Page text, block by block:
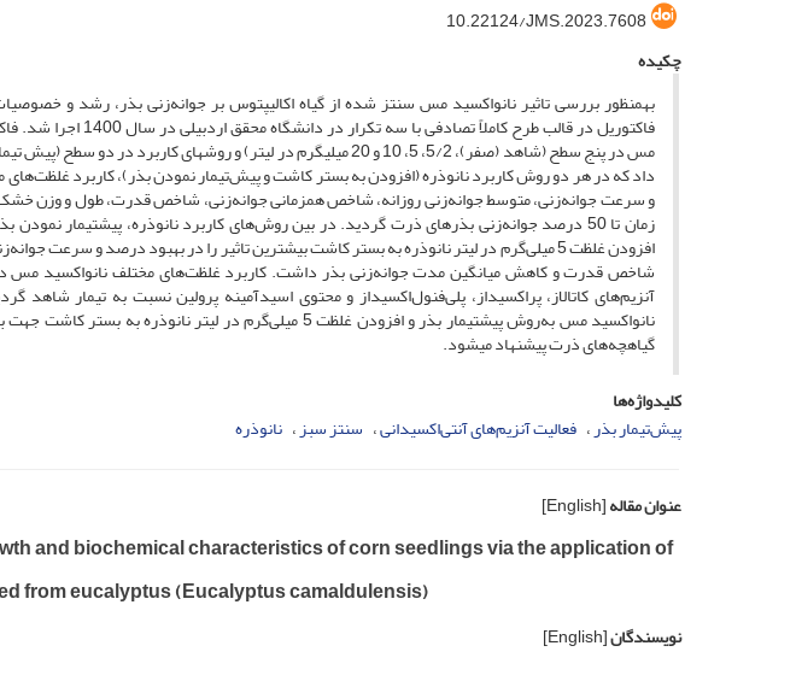
10.22124/JMS.2023.7608
چکیده
به­منظور بررسی تاثیر نانواکسید مس سنتز شده از گیاه اکالیپتوس بر جوانه‌زنی بذر، رشد و
فاکتوریل در قالب طرح
مس در پنج سطح (شاهد (صفر)، 5/2، 5، 10 و 20 میلی­گرم در لیتر) و روش­های
داد که در هر دو روش کاربرد نانوذره (افزودن به بستر کاشت و پیش‌تیمار نمودن بذر)، کاربرد
و سرعت جوانه‌زنی، متوسط جوانه‌زنی روزانه، شاخص همزمانی جوانه‌زنی، شاخص قدرت، طول و وزن
افزودن غلظت 5 میلی‌گرم در لیتر نانوذره به بستر کاشت بیش­ترین تاثیر را در بهبود درصد و
شاخص قدرت و کاهش میانگین مدت جوانه‌زنی بذر داشت. کاربرد غلظت‌های مختلف نانو‌اکسید مس
نانواکسید مس به‌روش پیش­تیمار بذر و افزودن غلظت 5 میلی‌گرم در
گیاهچه‌های ذرت پیشنهاد می­شود.
کلیدواژه‌ها
پیش‌تیمار بذر فعالیت آنزیم‌های آنتی‌اکسیدانی سنتز سبز نانوذره
عنوان مقاله[English]
and biochemical characteristics of corn seedlings via the application of
from eucalyptus (Eucalyptus camaldulensis)
نویسندگان[English]